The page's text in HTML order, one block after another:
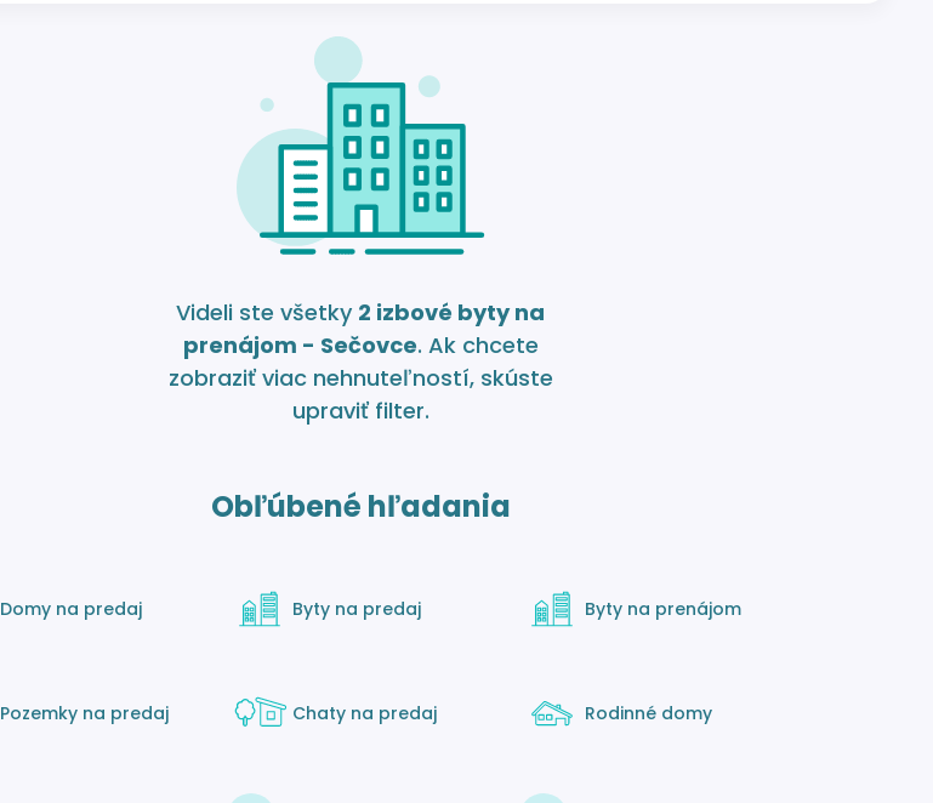
Videli ste všetky 2 izbové byty na
prenájom - Sečovce. Ak chcete
zobraziť viac nehnuteľností, skúste
upraviť filter.
Obľúbené hľadania
Domy na predaj Byty na predaj Byty na prenájom
Pozemky na predaj Chaty na predaj Rodinné domy